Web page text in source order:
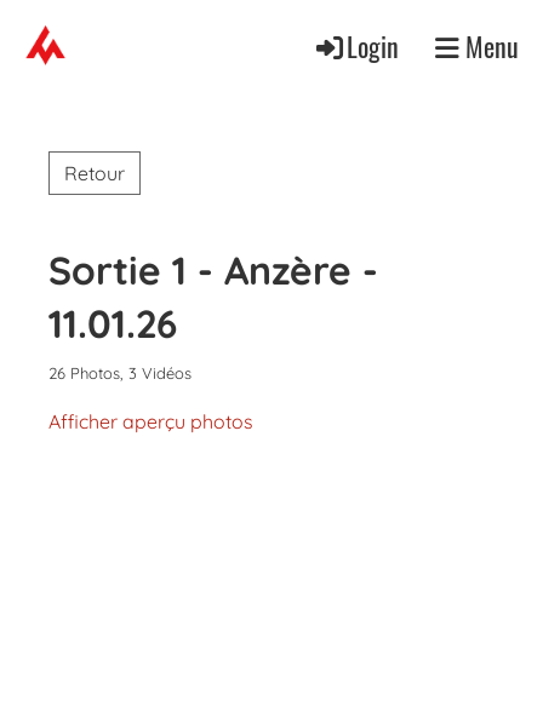
Login Menu
Retour
Sortie 1 - Anzère -
11.01.26
26 Photos, 3 Vidéos
Afficher aperçu photos